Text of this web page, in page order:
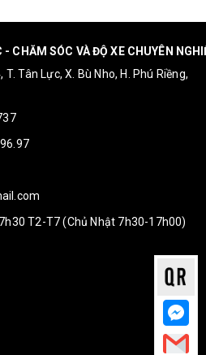
CHĂM SÓC VÀ ĐỘ XE CHUYÊN
Tân Lực, X. Bù Nho, H. Phú Riềng,
T2-T7 (Chủ Nhật 7h30-17h00)